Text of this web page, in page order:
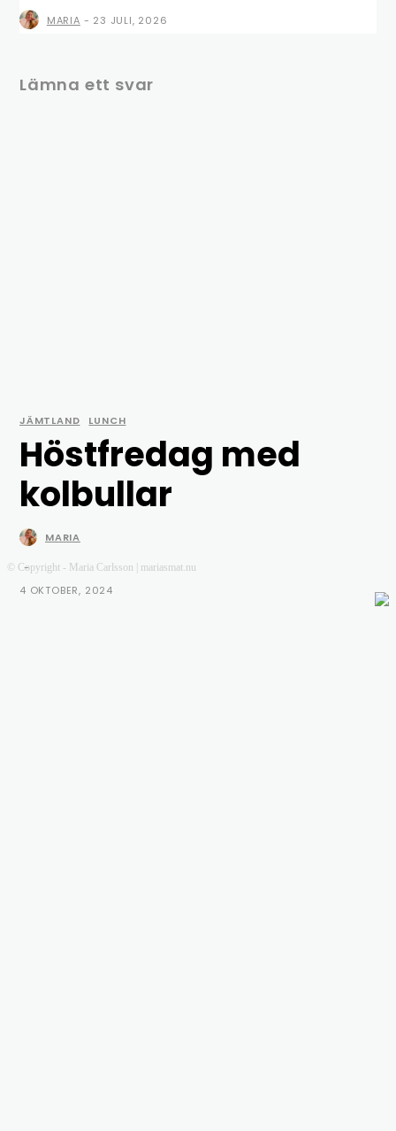
JÄMTLAND LUNCH
Höstfredag med
kolbullar
MARIA
-
4 OKTOBER, 2024
MARIA - 23 JULI, 2026
Lämna ett svar
© Copyright - Maria Carlsson | mariasmat.nu